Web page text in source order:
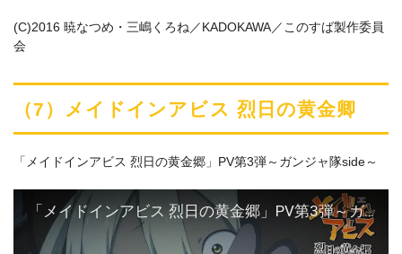
(C)2016 暁なつめ・三嶋くろね／KADOKAWA／このすば製作委員
会
（7）メイドインアビス 烈日の黄金卿
「メイドインアビス 烈日の黄金郷」PV第3弾～ガンジャ隊side～
「メイドインアビス 烈日の黄金郷」PV第3弾～ガンジャ隊side～